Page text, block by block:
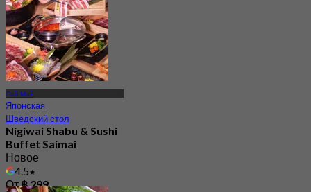
Сай Май
Японская
Шведский стол
Nigiwai Shabu & Sushi
Buffet Saimai
Новое
4.5
От฿ 299